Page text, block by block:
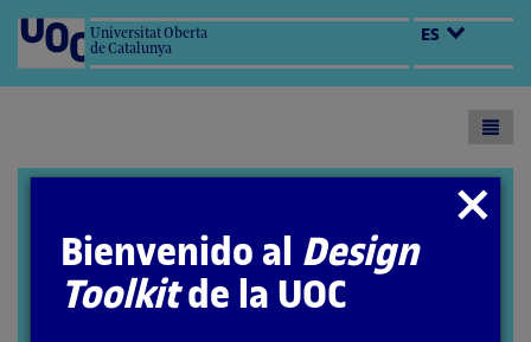
Universitat Oberta
de Catalunya
ES
Cerrar
modal
Bienvenido al Design
Toolkitde la UOC